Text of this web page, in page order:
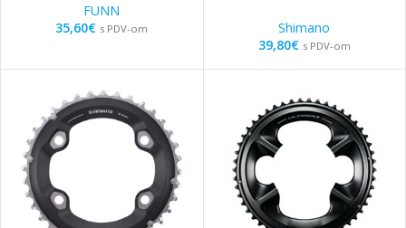
FUNN
35,60€ s PDV-om
Shimano
39,80€ s PDV-om